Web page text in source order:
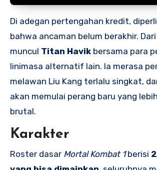
Di adegan pertengahan kredit,
bahwa ancaman belum berakhir.
muncul Titan Havik bersama para
linimasa alternatif lain. Ia merasa
melawan Liu Kang terlalu singkat,
akan memulai perang baru yang
brutal.
Karakter
Roster dasar Mortal Kombat 1berisi